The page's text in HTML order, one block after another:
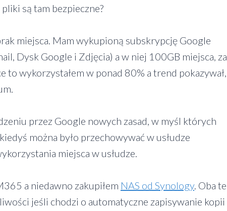
są tam bezpieczne?
miejsca. Mam wykupioną subskrypcję Google
Dysk Google i Zdjęcia) a w niej 100GB miejsca, za
to wykorzystałem w ponad 80% a trend pokazywał,
przez Google nowych zasad, w myśl których
można było przechowywać w usłudze
miejsca w usłudze.
a niedawno zakupiłem NAS od Synology. Oba te
jeśli chodzi o automatyczne zapisywanie kopii